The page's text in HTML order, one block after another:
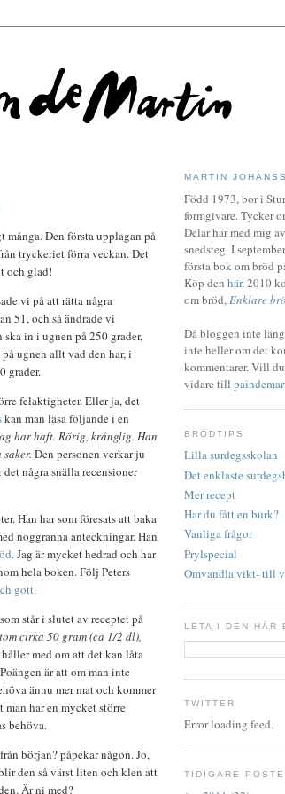
många. Den första upplagan på
tryckeriet förra veckan. Det
och glad!
vi på att rätta några
51, och så ändrade vi
in i ugnen på 250 grader,
ugnen allt vad den har, i
grader.
felaktigheter. Eller ja, det
kan man läsa följande i en
har haft. Rörig, krånglig. Han
Den personen verkar ju
några snälla recensioner
Han har som föresats att baka
noggranna anteckningar. Han
. Jag är mycket hedrad och har
hela boken. Följ Peters
gott.
står i slutet av receptet på
cirka 50 gram (ca 1/2 dl),
håller med om att det kan låta
är att om man inte
ännu mer mat och kommer
har en mycket större
behöva.
början? påpekar någon. Jo,
den så värst liten och klen att
Är ni med?
MARTIN
Född 1973, bor i
formgivare. Tycker
Delar här med mig
snedsteg. I
första bok om bröd
Köp den här. 2010
om bröd,Enklare
Då bloggen inte
inte heller om det
kommentarer. Vill
vidare till
BRÖDTIPS
Lilla surdegsskolan
Det enklaste
Mer recept
Har du fått en burk?
Vanliga frågor
Prylspecial
Omvandla vikt- till
LETA I DEN HÄR
TWITTER
Error loading feed.
TIDIGARE